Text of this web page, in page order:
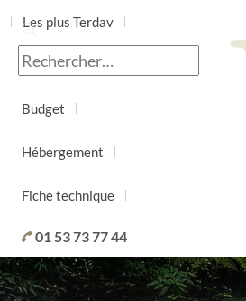
Les plus Terdav
Jour par jour
Budget
Hébergement
Fiche technique
01 53 73 77 44